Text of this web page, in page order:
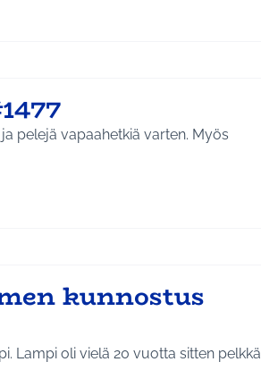
pelejä vapaahetkiä varten. Myös
ja nuoret
kunnostus
Lampi oli vielä 20 vuotta sitten pelkkä